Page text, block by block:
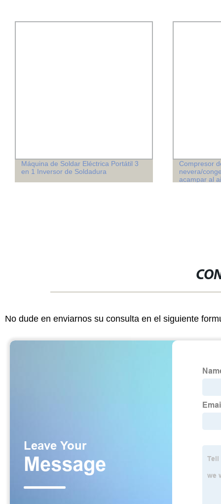
Máquina de Soldar Eléctrica Portátil 3
en 1 Inversor de Soldadura
Compresor
nevera/
acampar al
No dude en enviarnos su consulta en el siguiente